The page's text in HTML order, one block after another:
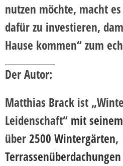
nutzen möchte, macht
dafür zu investieren,
Hause kommen“ zum
Der Autor:
Matthias Brack ist
Leidenschaft“ mit
über2500 Wintergärten,
Terrassenüberdachungen